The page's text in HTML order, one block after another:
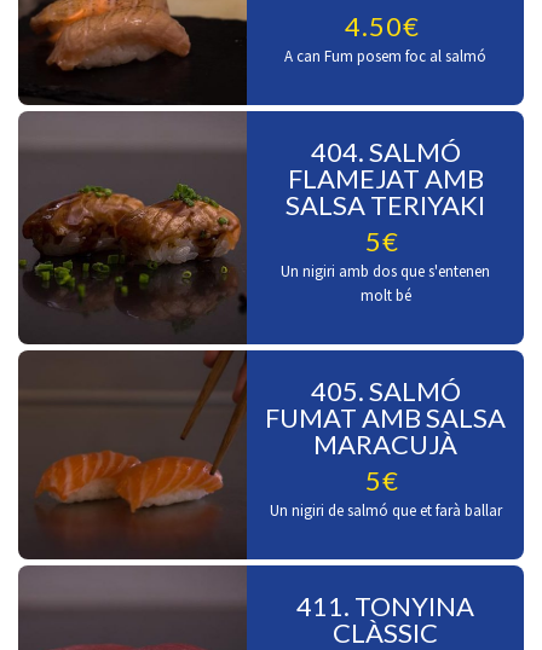
4.50€
A can Fum posem foc al salmó
404. SALMÓ
FLAMEJAT AMB
SALSA TERIYAKI
5€
Un nigiri amb dos que s'entenen
molt bé
405. SALMÓ
FUMAT AMB SALSA
MARACUJÀ
5€
Un nigiri de salmó que et farà ballar
411. TONYINA
CLÀSSIC